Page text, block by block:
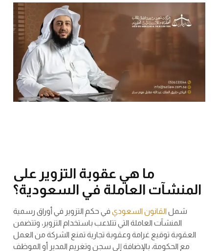
ما هي عقوبة التزوير على
المنشآت العاملة في السعودية؟
شمل القانون السعودي في حكم التزوير في أوراق رسمية
المنشآت العاملة التي تتلاعب باستخدام التزوير، وتتضمن
العقوبة توقيع غرامة وعقوبة تجارية تمنع الشركة من العمل
مع الحكومة، بالإضافة إلى سجن وتغريم المدير أو الموظف